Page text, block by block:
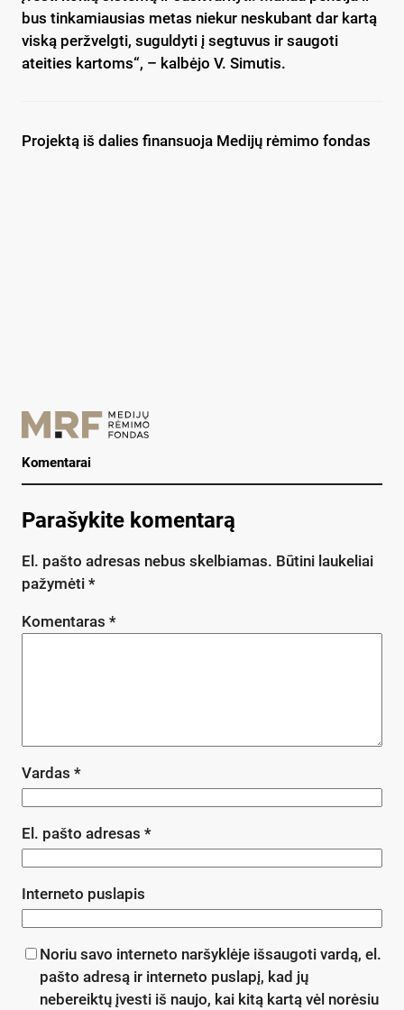
bus tinkamiausias metas niekur neskubant dar kartą
viską peržvelgti, suguldyti į segtuvus ir saugoti
ateities kartoms“, – kalbėjo V. Simutis.
Projektą iš dalies finansuoja Medijų rėmimo fondas
Komentarai
Parašykite komentarą
El. pašto adresas nebus skelbiamas. Būtini laukeliai
pažymėti *
Komentaras *
Vardas *
El. pašto adresas *
Interneto puslapis
Noriu savo interneto naršyklėje išsaugoti vardą, el.
pašto adresą ir interneto puslapį, kad jų
nebereiktų įvesti iš naujo, kai kitą kartą vėl norėsiu